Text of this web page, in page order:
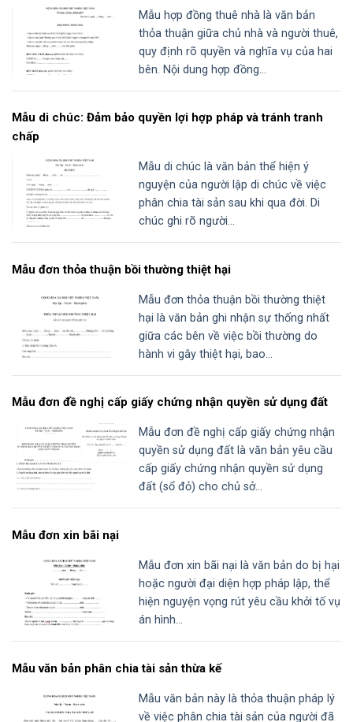
Mẫu hợp đồng thuê nhà là văn bản
thỏa thuận giữa chủ nhà và người thuê,
quy định rõ quyền và nghĩa vụ của hai
bên. Nội dung hợp đồng...
Mẫu di chúc: Đảm bảo quyền lợi hợp pháp và tránh tranh
chấp
Mẫu di chúc là văn bản thể hiện ý
nguyện của người lập di chúc về việc
phân chia tài sản sau khi qua đời. Di
chúc ghi rõ người...
Mẫu đơn thỏa thuận bồi thường thiệt hại
Mẫu đơn thỏa thuận bồi thường thiệt
hại là văn bản ghi nhận sự thống nhất
giữa các bên về việc bồi thường do
hành vi gây thiệt hại, bao...
Mẫu đơn đề nghị cấp giấy chứng nhận quyền sử dụng đất
Mẫu đơn đề nghị cấp giấy chứng nhận
quyền sử dụng đất là văn bản yêu cầu
cấp giấy chứng nhận quyền sử dụng
đất (sổ đỏ) cho chủ sở...
Mẫu đơn xin bãi nại
Mẫu đơn xin bãi nại là văn bản do bị hại
hoặc người đại diện hợp pháp lập, thể
hiện nguyện vọng rút yêu cầu khởi tố vụ
án hình...
Mẫu văn bản phân chia tài sản thừa kế
Mẫu văn bản này là thỏa thuận pháp lý
về việc phân chia tài sản của người đã